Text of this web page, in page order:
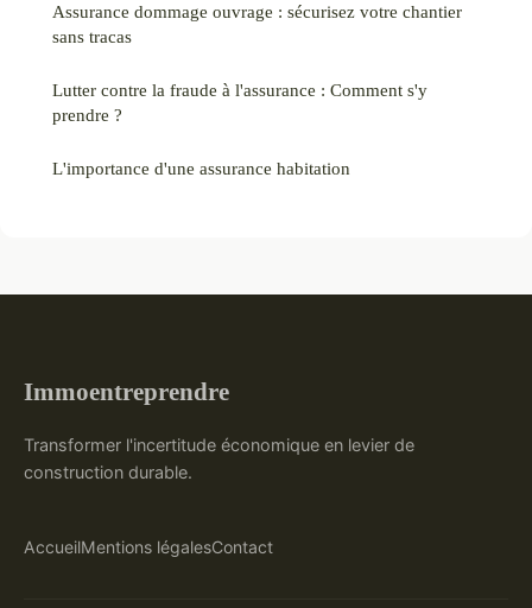
Assurance dommage ouvrage : sécurisez votre chantier
sans tracas
Lutter contre la fraude à l'assurance : Comment s'y
prendre ?
L'importance d'une assurance habitation
Immoentreprendre
Transformer l'incertitude économique en levier de
construction durable.
AccueilMentions légalesContact